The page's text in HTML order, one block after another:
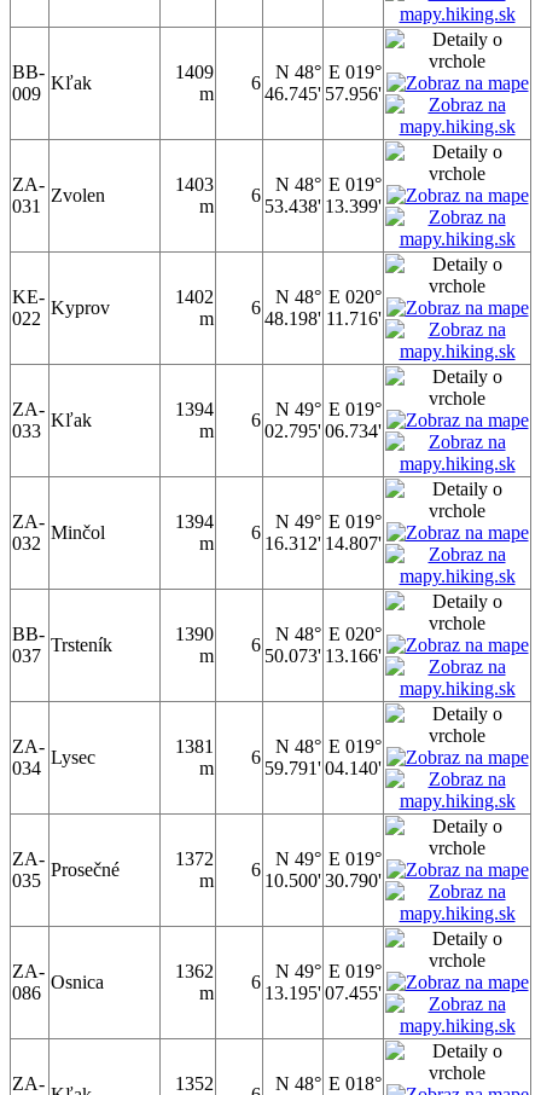
BB-
009
Kľak
1409
m
6
N 48°
46.745'
E 019°
57.956'
ZA-
031
Zvolen
1403
m
6
N 48°
53.438'
E 019°
13.399'
KE-
022
Kyprov
1402
m
6
N 48°
48.198'
E 020°
11.716'
ZA-
033
Kľak
1394
m
6
N 49°
02.795'
E 019°
06.734'
ZA-
032
Minčol
1394
m
6
N 49°
16.312'
E 019°
14.807'
BB-
037
Trsteník
1390
m
6
N 48°
50.073'
E 020°
13.166'
ZA-
034
Lysec
1381
m
6
N 48°
59.791'
E 019°
04.140'
ZA-
035
Prosečné
1372
m
6
N 49°
10.500'
E 019°
30.790'
ZA-
086
Osnica
1362
m
6
N 49°
13.195'
E 019°
07.455'
ZA-
1352
N 48° E 018°